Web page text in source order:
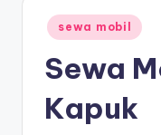
Posted
in
sewa mobil
Sewa
Kapuk